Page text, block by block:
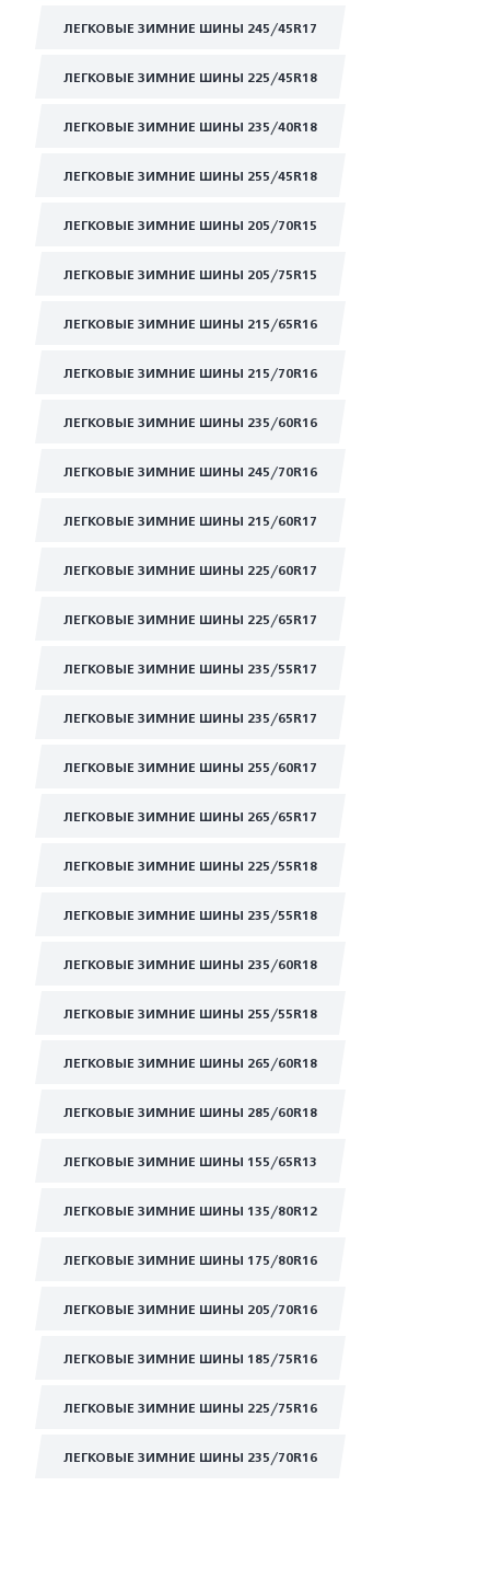
ЛЕГКОВЫЕ ЗИМНИЕ ШИНЫ 245/45R17
ЛЕГКОВЫЕ ЗИМНИЕ ШИНЫ 225/45R18
ЛЕГКОВЫЕ ЗИМНИЕ ШИНЫ 235/40R18
ЛЕГКОВЫЕ ЗИМНИЕ ШИНЫ 255/45R18
ЛЕГКОВЫЕ ЗИМНИЕ ШИНЫ 205/70R15
ЛЕГКОВЫЕ ЗИМНИЕ ШИНЫ 205/75R15
ЛЕГКОВЫЕ ЗИМНИЕ ШИНЫ 215/65R16
ЛЕГКОВЫЕ ЗИМНИЕ ШИНЫ 215/70R16
ЛЕГКОВЫЕ ЗИМНИЕ ШИНЫ 235/60R16
ЛЕГКОВЫЕ ЗИМНИЕ ШИНЫ 245/70R16
ЛЕГКОВЫЕ ЗИМНИЕ ШИНЫ 215/60R17
ЛЕГКОВЫЕ ЗИМНИЕ ШИНЫ 225/60R17
ЛЕГКОВЫЕ ЗИМНИЕ ШИНЫ 225/65R17
ЛЕГКОВЫЕ ЗИМНИЕ ШИНЫ 235/55R17
ЛЕГКОВЫЕ ЗИМНИЕ ШИНЫ 235/65R17
ЛЕГКОВЫЕ ЗИМНИЕ ШИНЫ 255/60R17
ЛЕГКОВЫЕ ЗИМНИЕ ШИНЫ 265/65R17
ЛЕГКОВЫЕ ЗИМНИЕ ШИНЫ 225/55R18
ЛЕГКОВЫЕ ЗИМНИЕ ШИНЫ 235/55R18
ЛЕГКОВЫЕ ЗИМНИЕ ШИНЫ 235/60R18
ЛЕГКОВЫЕ ЗИМНИЕ ШИНЫ 255/55R18
ЛЕГКОВЫЕ ЗИМНИЕ ШИНЫ 265/60R18
ЛЕГКОВЫЕ ЗИМНИЕ ШИНЫ 285/60R18
ЛЕГКОВЫЕ ЗИМНИЕ ШИНЫ 155/65R13
ЛЕГКОВЫЕ ЗИМНИЕ ШИНЫ 135/80R12
ЛЕГКОВЫЕ ЗИМНИЕ ШИНЫ 175/80R16
ЛЕГКОВЫЕ ЗИМНИЕ ШИНЫ 205/70R16
ЛЕГКОВЫЕ ЗИМНИЕ ШИНЫ 185/75R16
ЛЕГКОВЫЕ ЗИМНИЕ ШИНЫ 225/75R16
ЛЕГКОВЫЕ ЗИМНИЕ ШИНЫ 235/70R16